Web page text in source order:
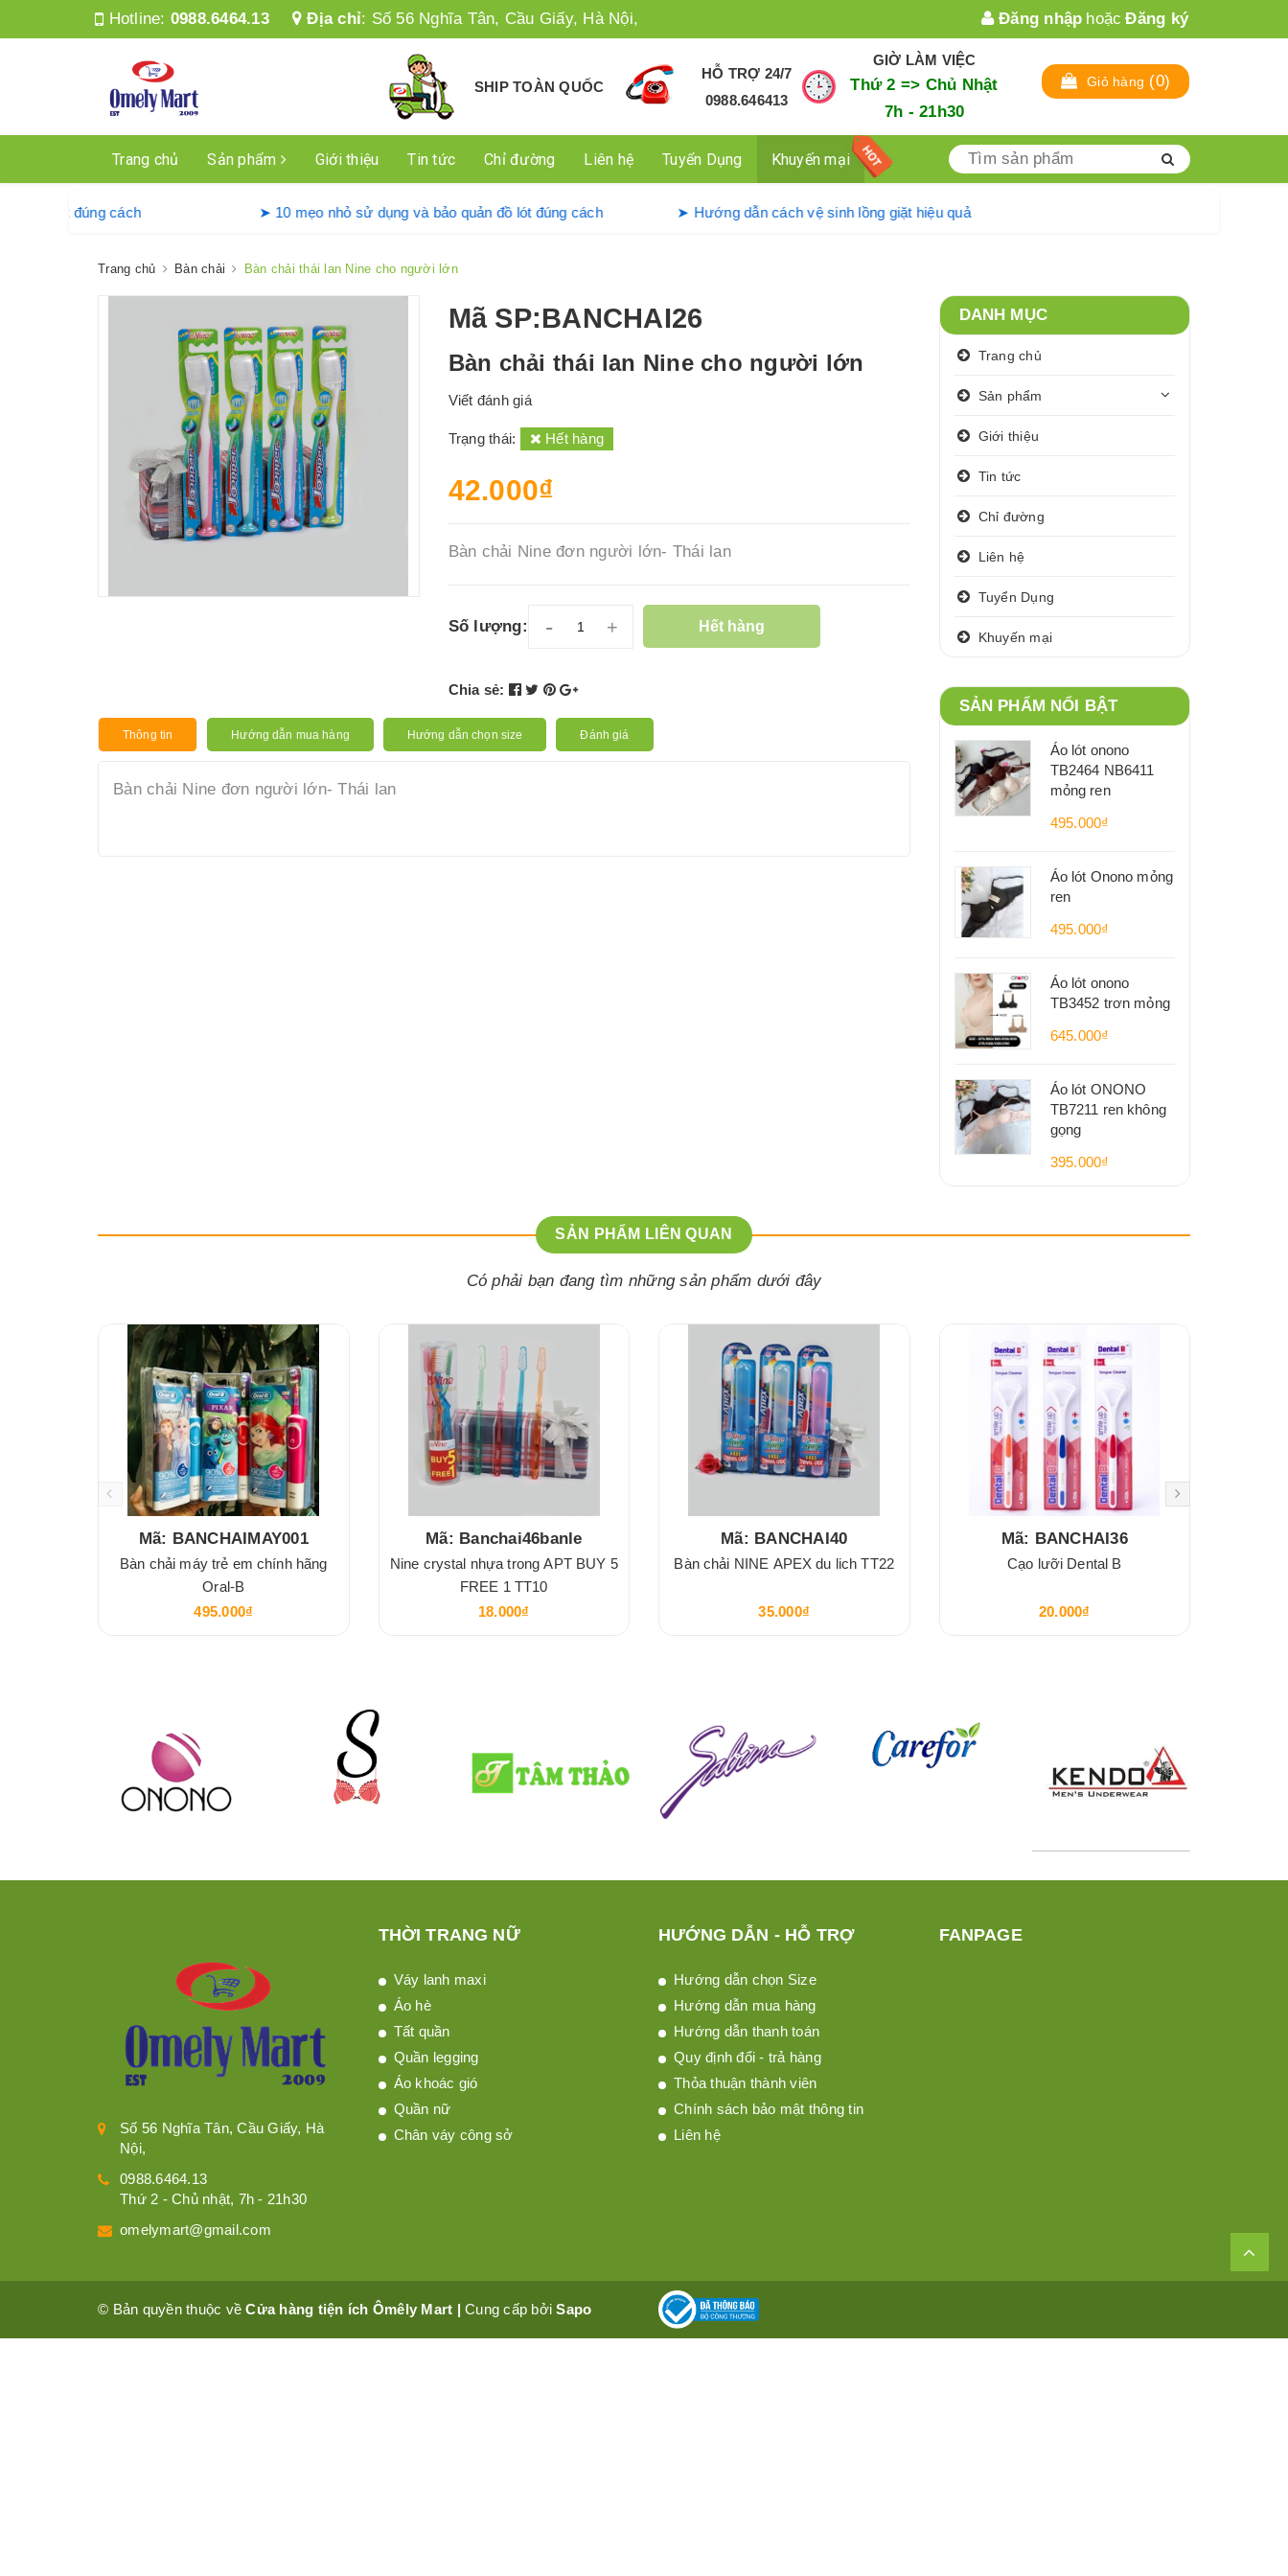
Hotline: 0988.6464.13 Địa chỉ: Số 56 Nghĩa Tân, Cầu Giấy, Hà Nội, Đăng nhập hoặc Đăng ký
SHIP TOÀN QUỐC
HỖ TRỢ 24/7
0988.646413
GIỜ LÀM VIỆC
Thứ 2 => Chủ Nhật
7h - 21h30
Giỏ hàng (0)
Trang chủ Sản phẩm Giới thiệu Tin tức Chỉ đường Liên hệ Tuyển Dụng Khuyến mại
giặt Denkmit đúng cách ➤ 10 mẹo nhỏ sử dụng và bảo quản đồ lót đúng cách ➤ Hướng dẫn cách vệ sinh lồng giặt hiệu quả
Trang chủ Bàn chải Bàn chải thái lan Nine cho người lớn
Mã SP:BANCHAI26
Bàn chải thái lan Nine cho người lớn
Viết đánh giá
Trạng thái: Hết hàng
42.000₫
Bàn chải Nine đơn người lớn- Thái lan
Số lượng: - + Hết hàng
Chia sẻ:
Thông tin Hướng dẫn mua hàng Hướng dẫn chọn size Đánh giá
Bàn chải Nine đơn người lớn- Thái lan
DANH MỤC
Trang chủ
Sản phẩm
Giới thiệu
Tin tức
Chỉ đường
Liên hệ
Tuyển Dụng
Khuyến mại
SẢN PHẨM NỔI BẬT
Áo lót onono
TB2464 NB6411
mỏng ren
495.000₫
Áo lót Onono mỏng
ren
495.000₫
Áo lót onono
TB3452 trơn mỏng
645.000₫
Áo lót ONONO
TB7211 ren không
gọng
395.000₫
SẢN PHẨM LIÊN QUAN
Có phải bạn đang tìm những sản phẩm dưới đây
Mã: BANCHAIMAY001
Bàn chải máy trẻ em chính hãng
Oral-B
495.000₫
Mã: Banchai46banle
Nine crystal nhựa trong APT BUY 5
FREE 1 TT10
18.000₫
Mã: BANCHAI40
Bàn chải NINE APEX du lich TT22
35.000₫
Mã: BANCHAI36
Cạo lưỡi Dental B
20.000₫
Số 56 Nghĩa Tân, Cầu Giấy, Hà
Nội,
0988.6464.13
Thứ 2 - Chủ nhật, 7h - 21h30
omelymart@gmail.com
THỜI TRANG NỮ
Váy lanh maxi
Áo hè
Tất quần
Quần legging
Áo khoác gió
Quần nữ
Chân váy công sở
HƯỚNG DẪN - HỖ TRỢ
Hướng dẫn chọn Size
Hướng dẫn mua hàng
Hướng dẫn thanh toán
Quy định đổi - trả hàng
Thỏa thuận thành viên
Chính sách bảo mật thông tin
Liên hệ
FANPAGE
© Bản quyền thuộc vềCửa hàng tiện ích Ômêly Mart | Cung cấp bởiSapo